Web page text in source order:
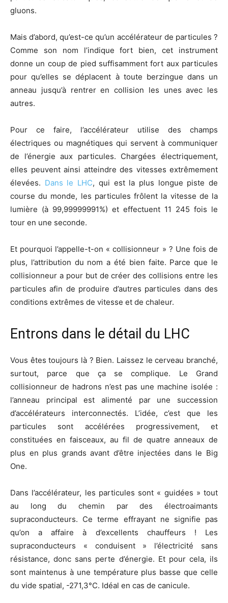
gluons.
Mais d’abord, qu’est-ce qu’un accélérateur de particules ?
Comme son nom l’indique fort bien, cet instrument
donne un coup de pied suffisamment fort aux particules
pour qu’elles se déplacent à toute berzingue dans un
anneau jusqu’à rentrer en collision les unes avec les
autres.
Pour ce faire, l’accélérateur utilise des champs
électriques ou magnétiques qui servent à communiquer
de l’énergie aux particules. Chargées électriquement,
elles peuvent ainsi atteindre des vitesses extrêmement
élevées. Dans le LHC, qui est la plus longue piste de
course du monde, les particules frôlent la vitesse de la
lumière (à 99,99999991%) et effectuent 11 245 fois le
tour en une seconde.
Et pourquoi l’appelle-t-on « collisionneur » ? Une fois de
plus, l’attribution du nom a été bien faite. Parce que le
collisionneur a pour but de créer des collisions entre les
particules afin de produire d’autres particules dans des
conditions extrêmes de vitesse et de chaleur.
Entrons dans le détail du LHC
Vous êtes toujours là ? Bien. Laissez le cerveau branché,
surtout, parce que ça se complique. Le Grand
collisionneur de hadrons n’est pas une machine isolée :
l’anneau principal est alimenté par une succession
d’accélérateurs interconnectés. L’idée, c’est que les
particules sont accélérées progressivement, et
constituées en faisceaux, au fil de quatre anneaux de
plus en plus grands avant d’être injectées dans le Big
One.
Dans l’accélérateur, les particules sont « guidées » tout
au long du chemin par des électroaimants
supraconducteurs. Ce terme effrayant ne signifie pas
qu’on a affaire à d’excellents chauffeurs ! Les
supraconducteurs « conduisent » l’électricité sans
résistance, donc sans perte d’énergie. Et pour cela, ils
sont maintenus à une température plus basse que celle
du vide spatial, -271,3°C. Idéal en cas de canicule.